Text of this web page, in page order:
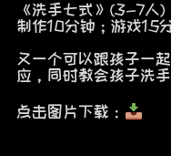
《洗手七式》(3-7人)
制作10分钟；游戏15
又一个可以跟孩子一
应，同时教会孩子洗手
点击图片下载：